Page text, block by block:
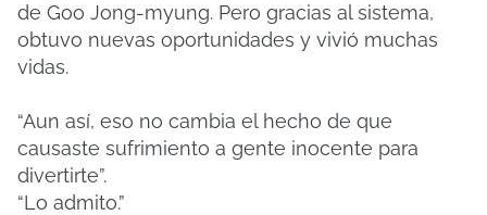
de Goo Jong-myung. Pero gracias al sistema,
obtuvo nuevas oportunidades y vivió muchas
vidas.
“Aun así, eso no cambia el hecho de que
causaste sufrimiento a gente inocente para
divertirte”.
“Lo admito.”